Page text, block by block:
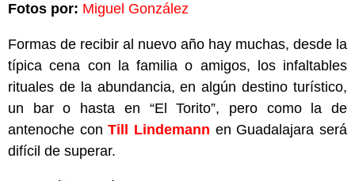
Fotos por: Miguel González
Formas de recibir al nuevo año hay muchas, desde la
típica cena con la familia o amigos, los infaltables
rituales de la abundancia, en algún destino turístico,
un bar o hasta en “El Torito”, pero como la de
antenoche conTill Lindemann en Guadalajara será
difícil de superar.